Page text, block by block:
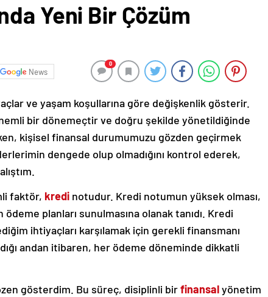
Yeni Bir Çözüm
News
0
ve yaşam koşullarına göre değişkenlik gösterir.
bir dönemeçtir ve doğru şekilde yönetildiğinde
kişisel finansal durumumuzu gözden geçirmek
dengede olup olmadığını kontrol ederek,
faktör, kredi notudur. Kredi notumun yüksek olması,
planları sunulmasına olanak tanıdı. Kredi
ihtiyaçları karşılamak için gerekli finansmanı
andan itibaren, her ödeme döneminde dikkatli
gösterdim. Bu süreç, disiplinli birfinansalyönetim